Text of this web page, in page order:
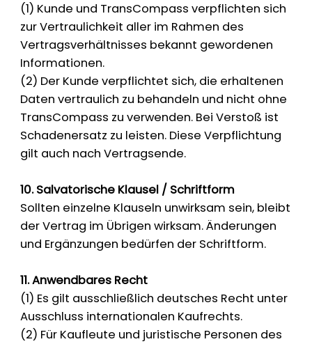
(1) Kunde und TransCompass verpflichten sich
zur Vertraulichkeit aller im Rahmen des
Vertragsverhältnisses bekannt gewordenen
Informationen.
(2) Der Kunde verpflichtet sich, die erhaltenen
Daten vertraulich zu behandeln und nicht ohne
TransCompass zu verwenden. Bei Verstoß ist
Schadenersatz zu leisten. Diese Verpflichtung
gilt auch nach Vertragsende.
10. Salvatorische Klausel / Schriftform
Sollten einzelne Klauseln unwirksam sein, bleibt
der Vertrag im Übrigen wirksam. Änderungen
und Ergänzungen bedürfen der Schriftform.
11. Anwendbares Recht
(1) Es gilt ausschließlich deutsches Recht unter
Ausschluss internationalen Kaufrechts.
(2) Für Kaufleute und juristische Personen des